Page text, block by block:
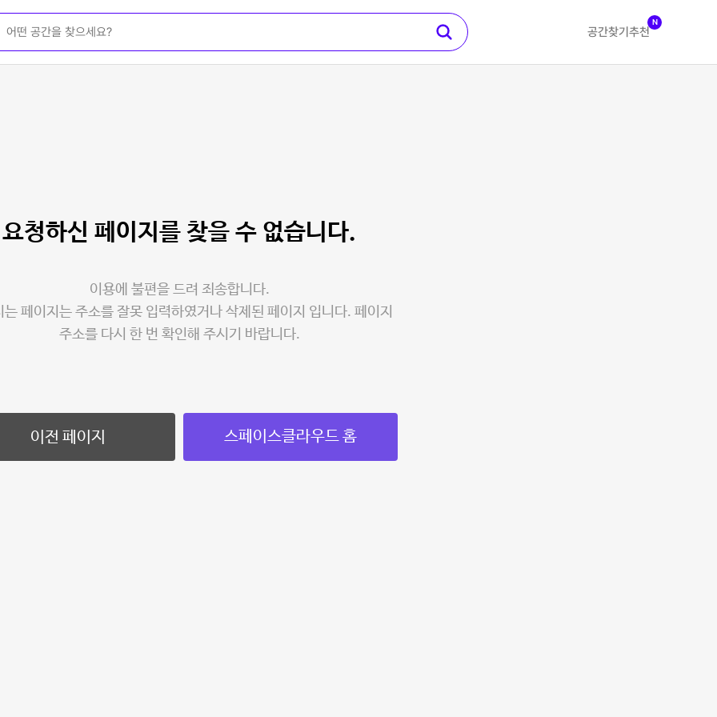
공간찾기 추천
N
요청하신 페이지를 찾을 수 없습니다.
이용에 불편을 드려 죄송합니다.
는 페이지는 주소를 잘못 입력하였거나 삭제된 페이지 입니다. 페이지
주소를 다시 한 번 확인해 주시기 바랍니다.
이전 페이지 스페이스클라우드 홈